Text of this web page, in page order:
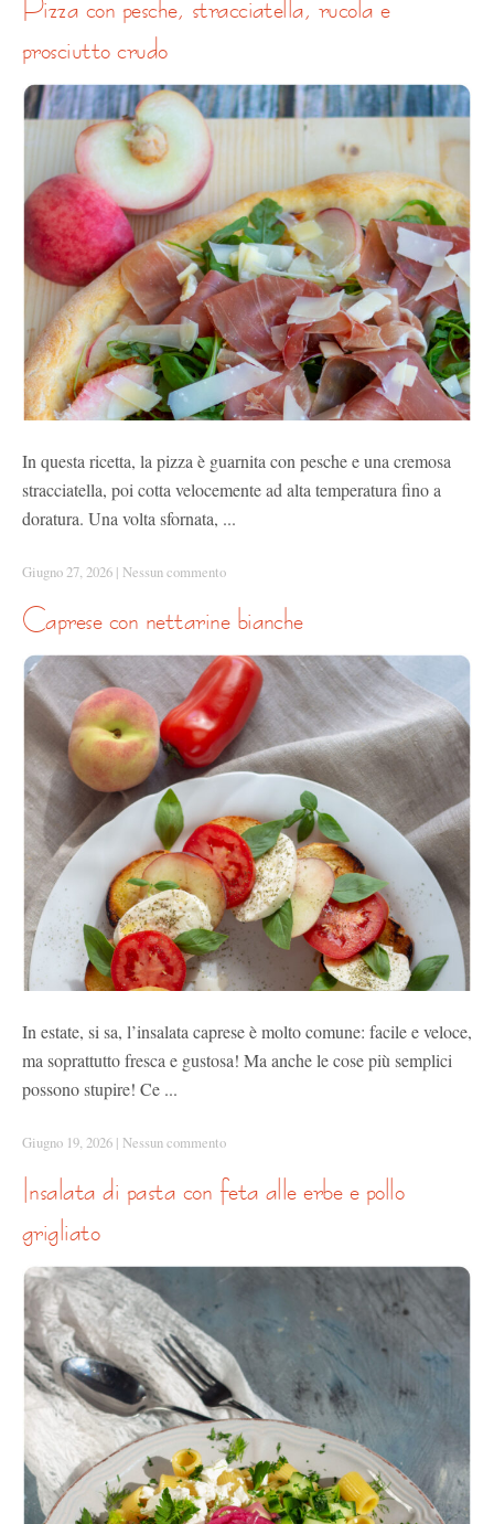
pizza con pesche, stracciatella, rucola e
prosciutto crudo
In questa ricetta, la pizza è guarnita con pesche e una cremosa
stracciatella, poi cotta velocemente ad alta temperatura fino a
doratura. Una volta sfornata, ...
Giugno 27, 2026 | Nessun commento
caprese con nettarine bianche
In estate, si sa, l’insalata caprese è molto comune: facile e veloce,
ma soprattutto fresca e gustosa! Ma anche le cose più semplici
possono stupire! Ce ...
Giugno 19, 2026 | Nessun commento
insalata di pasta con feta alle erbe e pollo
grigliato